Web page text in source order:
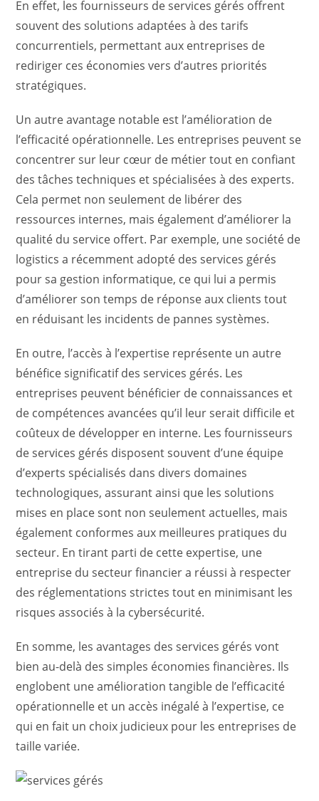
En effet, les fournisseurs de services gérés offrent
souvent des solutions adaptées à des tarifs
concurrentiels, permettant aux entreprises de
rediriger ces économies vers d’autres priorités
stratégiques.
Un autre avantage notable est l’amélioration de
l’efficacité opérationnelle. Les entreprises peuvent se
concentrer sur leur cœur de métier tout en confiant
des tâches techniques et spécialisées à des experts.
Cela permet non seulement de libérer des
ressources internes, mais également d’améliorer la
qualité du service offert. Par exemple, une société de
logistics a récemment adopté des services gérés
pour sa gestion informatique, ce qui lui a permis
d’améliorer son temps de réponse aux clients tout
en réduisant les incidents de pannes systèmes.
En outre, l’accès à l’expertise représente un autre
bénéfice significatif des services gérés. Les
entreprises peuvent bénéficier de connaissances et
de compétences avancées qu’il leur serait difficile et
coûteux de développer en interne. Les fournisseurs
de services gérés disposent souvent d’une équipe
d’experts spécialisés dans divers domaines
technologiques, assurant ainsi que les solutions
mises en place sont non seulement actuelles, mais
également conformes aux meilleures pratiques du
secteur. En tirant parti de cette expertise, une
entreprise du secteur financier a réussi à respecter
des réglementations strictes tout en minimisant les
risques associés à la cybersécurité.
En somme, les avantages des services gérés vont
bien au-delà des simples économies financières. Ils
englobent une amélioration tangible de l’efficacité
opérationnelle et un accès inégalé à l’expertise, ce
qui en fait un choix judicieux pour les entreprises de
taille variée.